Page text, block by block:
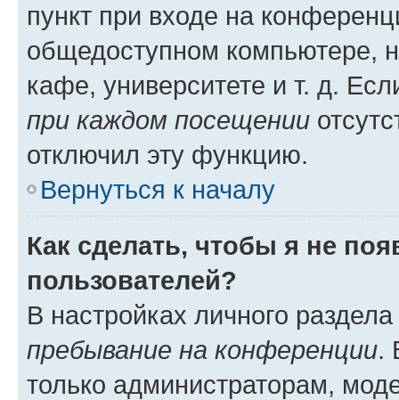
пункт при входе на
общедоступном компьютере,
кафе, университете и т. д.
при каждом посещении
отключил эту функцию.
Вернуться к началу
Как сделать, чтобы я не
пользователей?
В настройках личного
пребывание на конференции.
только администраторам,